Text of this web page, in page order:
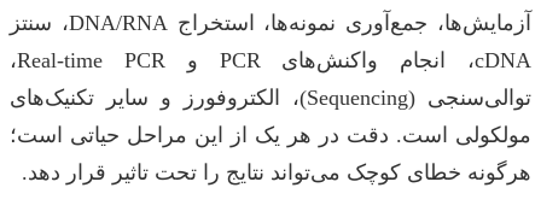
آزمایش‌ها، جمع‌آوری نمونه‌ها، استخراج DNA/RNA، سنتز
cDNA، انجام واکنش‌های PCR و Real-time PCR،
توالی‌سنجی (Sequencing)، الکتروفورز و سایر تکنیک‌های
است. دقت در هر یک از این مراحل حیاتی است؛
خطای کوچک می‌تواند نتایج را تحت تاثیر قرار دهد.